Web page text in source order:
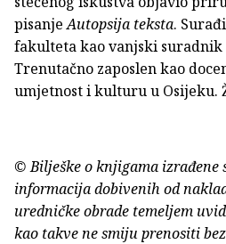
pisanjeAutopsija teksta.
fakulteta kao vanjski suradnik
Trenutačno zaposlen kao
umjetnost i kulturu u Osijeku.
© Bilješke o knjigama izrađene
informacija dobivenih od
uredničke obrade temeljem
kao takve ne smiju prenositi